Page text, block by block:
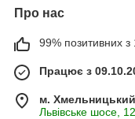
Про нас
99% позитивних з
Працює з
м. Хмельницький
Львівське шосе,